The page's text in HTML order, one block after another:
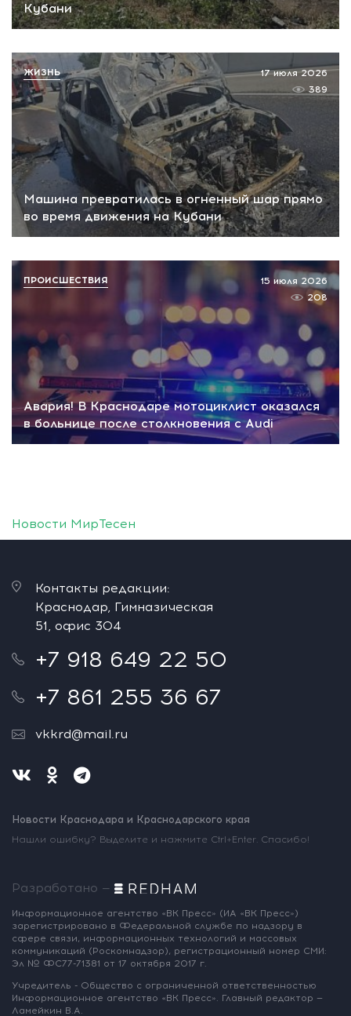
Кубани
Машина превратилась в огненный шар прямо
во время движения на Кубани
17 июля 2026
389
ЖИЗНЬ
Авария! В Краснодаре мотоциклист оказался
в больнице после столкновения с Audi
15 июля 2026
208
ПРОИСШЕСТВИЯ
Новости МирТесен
Контакты редакции:
Краснодар, Гимназическая
51, офис 304
+7 918 649 22 50
+7 861 255 36 67
vkkrd@mail.ru
Новости Краснодара и Краснодарского края
Нашли ошибку? Выделите и нажмите Ctrl+Enter. Спасибо!
Разработано —
Информационное агентство «ВК Пресс» (ИА «ВК Пресс»)
зарегистрировано в Федеральной службе по надзору в
сфере связи, информационных технологий и массовых
коммуникаций (Роскомнадзор), регистрационный номер СМИ:
Эл № ФС77-71381 от 17 октября 2017 г.
Учредитель - Общество с ограниченной ответственностью
Информационное агентство «ВК Пресс». Главный редактор —
Ламейкин В.А.